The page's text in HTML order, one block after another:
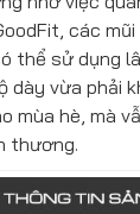
các
thể sử dụng
dày vừa phải
mùa hè, mà
thương.